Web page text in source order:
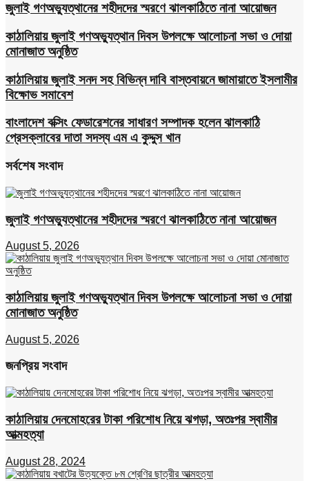
জুলাই গণঅভ্যুত্থানের শহীদদের স্মরণে ঝালকাঠিতে নানা আয়োজন
কাঠালিয়ায় জুলাই গণঅভ্যুত্থান দিবস উপলক্ষে আলোচনা সভা ও দোয়া
মোনাজাত অনুষ্ঠিত
কাঠালিয়ায় জুলাই সনদ সহ বিভিন্ন দাবি বাস্তবায়নে জামায়াতে ইসলামীর
বিক্ষোভ সমাবেশ
বাংলাদেশ বক্সিং ফেডারেশনের সাধারণ সম্পাদক হলেন ঝালকাঠি
প্রেসক্লাবের দাতা সদস্য এম এ কুদ্দুস খান
সর্বশেষ সংবাদ
জুলাই গণঅভ্যুত্থানের শহীদদের স্মরণে ঝালকাঠিতে নানা আয়োজন
August 5, 2026
কাঠালিয়ায় জুলাই গণঅভ্যুত্থান দিবস উপলক্ষে আলোচনা সভা ও দোয়া
মোনাজাত অনুষ্ঠিত
August 5, 2026
জনপ্রিয় সংবাদ
কাঠালিয়ায় দেনমোহরের টাকা পরিশোধ নিয়ে ঝগড়া, অতঃপর স্বামীর
আত্মহত্যা
August 28, 2024